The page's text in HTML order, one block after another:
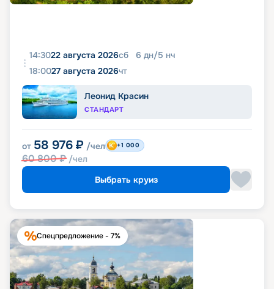
14:3022 августа 2026сб 6 дн/5 нч
18:0027 августа 2026чт
Леонид Красин
СТАНДАРТ
от 58 976 ₽ /чел
60 800₽ /чел
+1 000
Выбрать круиз
Спецпредложение - 7%